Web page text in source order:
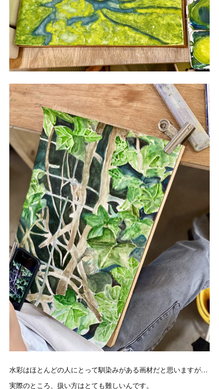
水彩はほとんどの人にとって馴染みがある画材だと思いますが…
実際のところ、扱い方はとても難しいんです。